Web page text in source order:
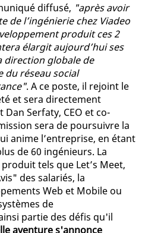
diffusé, "après avoir
de l’ingénierie chez Viadeo
produit ces 2
élargit aujourd’hui ses
direction globale de
du réseau social
. A ce poste, il rejoint le
et sera directement
Serfaty, CEO et co-
sera de poursuivre la
anime l’entreprise, en étant
de 60 ingénieurs. La
tels que Let’s Meet,
des salariés, la
Web et Mobile ou
de
partie des défis qu'il
aventure s'annonce